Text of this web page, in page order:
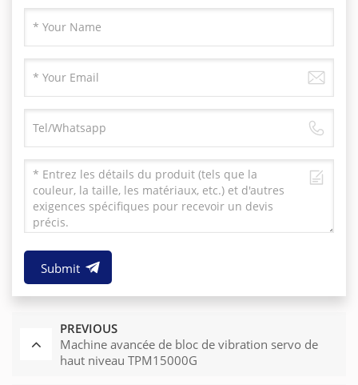
Submit
PREVIOUS
Machine avancée de bloc de vibration servo de
haut niveau TPM15000G